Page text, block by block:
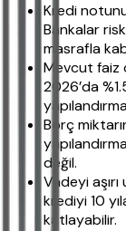
Kredi
Bankalar
masrafla
Mevcut faiz
2026’da
Borç
değil.
Vadeyi
krediyi 10
katlayabilir.